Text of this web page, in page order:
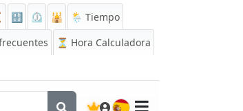
🔡 ⏲️ 🕌
🌦️ Tiempo
⏳ Hora Calculadora